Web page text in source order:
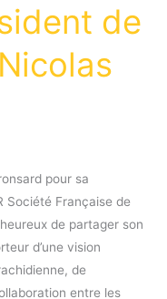
de
pour sa
Société Française de
de partager son
d’une vision
de
entre les